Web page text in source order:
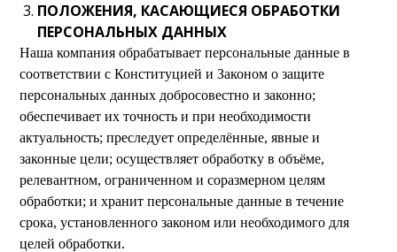
ПОЛОЖЕНИЯ, КАСАЮЩИЕСЯ ОБРАБОТКИ
ПЕРСОНАЛЬНЫХ ДАННЫХ
Наша компания обрабатывает персональные данные в
соответствии с Конституцией и Законом о защите
персональных данных добросовестно и законно;
обеспечивает их точность и при необходимости
актуальность; преследует определённые, явные и
законные цели; осуществляет обработку в объёме,
релевантном, ограниченном и соразмерном целям
обработки; и хранит персональные данные в течение
срока, установленного законом или необходимого для
целей обработки.